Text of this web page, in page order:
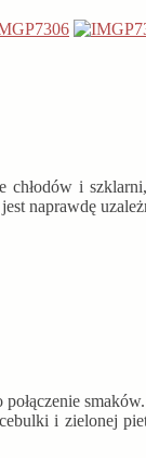
chłodów i
naprawdę
i zielonej